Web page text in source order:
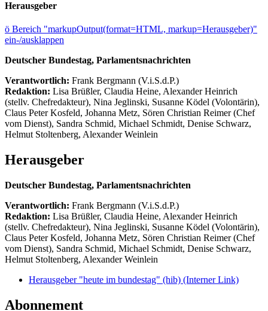
Herausgeber
ö Bereich "markupOutput(format=HTML, markup=Herausgeber)"
ein-/ausklappen
Deutscher Bundestag, Parlamentsnachrichten
Verantwortlich: Frank Bergmann (V.i.S.d.P.)
Redaktion: Lisa Brüßler, Claudia Heine, Alexander Heinrich
(stellv. Chefredakteur), Nina Jeglinski, Susanne Ködel (Volontärin),
Claus Peter Kosfeld, Johanna Metz, Sören Christian Reimer (Chef
vom Dienst), Sandra Schmid, Michael Schmidt, Denise Schwarz,
Helmut Stoltenberg, Alexander Weinlein
Herausgeber
Deutscher Bundestag, Parlamentsnachrichten
Verantwortlich: Frank Bergmann (V.i.S.d.P.)
Redaktion: Lisa Brüßler, Claudia Heine, Alexander Heinrich
(stellv. Chefredakteur), Nina Jeglinski, Susanne Ködel (Volontärin),
Claus Peter Kosfeld, Johanna Metz, Sören Christian Reimer (Chef
vom Dienst), Sandra Schmid, Michael Schmidt, Denise Schwarz,
Helmut Stoltenberg, Alexander Weinlein
Herausgeber "heute im bundestag" (hib) (Interner Link)
Abonnement